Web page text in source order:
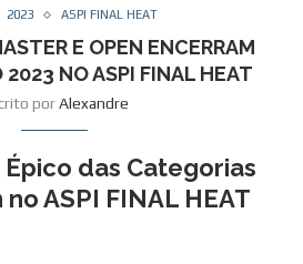
2023 ASPI FINAL HEAT
E OPEN ENCERRAM
2023 NO ASPI FINAL HEAT
porAlexandre
das Categorias
ASPI FINAL HEAT